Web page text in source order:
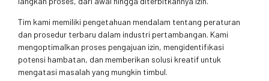
Tim kami memiliki pengetahuan mendalam tentang peraturan
dan prosedur terbaru dalam industri pertambangan. Kami
mengoptimalkan proses pengajuan izin, mengidentifikasi
potensi hambatan, dan memberikan solusi kreatif untuk
mengatasi masalah yang mungkin timbul.